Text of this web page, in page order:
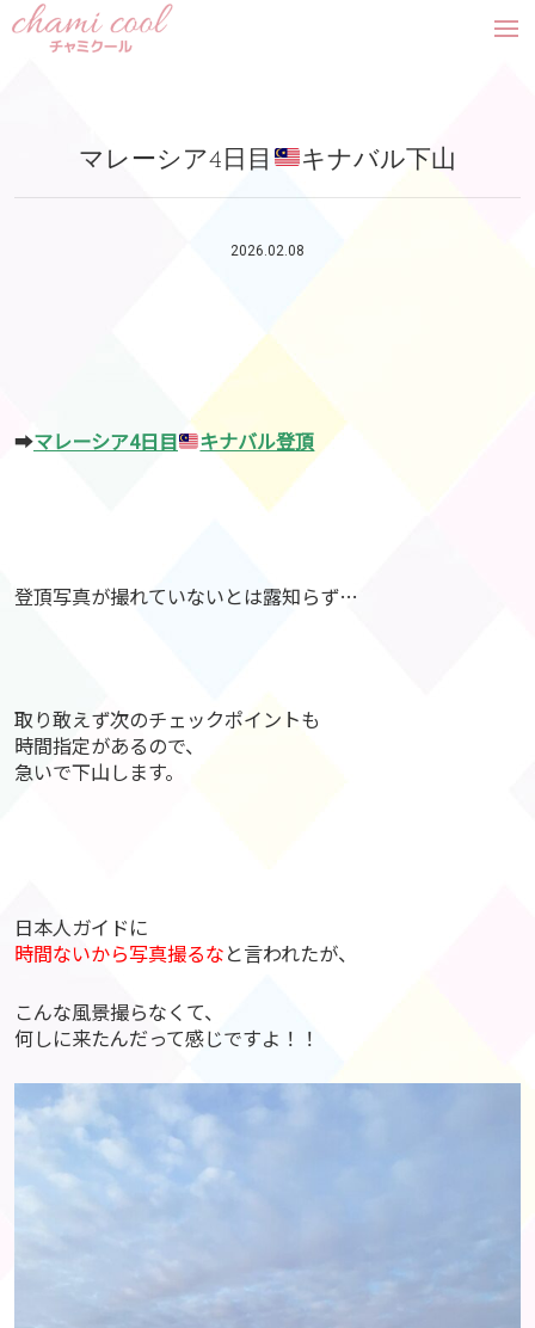
マレーシア4日目 キナバル下山
2026.02.08
➡︎マレーシア4日目 キナバル登頂
登頂写真が撮れていないとは露知らず…
取り敢えず次のチェックポイントも
時間指定があるので、
急いで下山します。
日本人ガイドに
時間ないから写真撮るなと言われたが、
こんな風景撮らなくて、
何しに来たんだって感じですよ！！